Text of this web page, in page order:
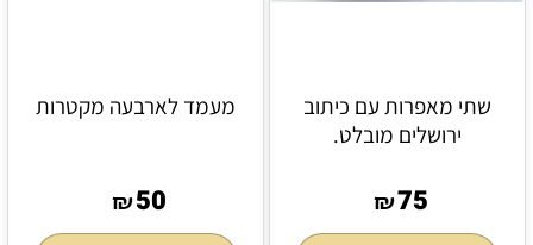
שתי מאפרות עם כיתוב
ירושלים מובלט.
₪75
מעמד לארבעה מקטרות
₪50